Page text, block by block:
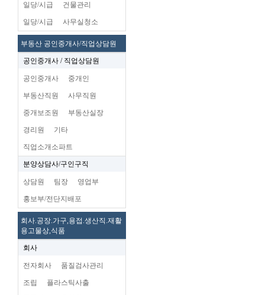
일당/시급 건물관리
일당/시급 사무실청소
부동산 공인중개사/직업상담원
공인중개사 / 직업상담원
공인중개사 중개인
부동산직원 사무직원
중개보조원 부동산실장
경리원 기타
직업소개소파트
분양상담사/구인구직
상담원 팀장 영업부
홍보부/전단지배포
회사.공장.가구,용접.생산직.재활
용고물상,식품
회사
전자회사 품질검사관리
조립 플라스틱사출